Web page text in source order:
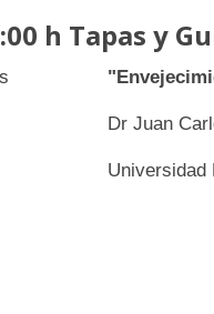
h Tapas y
Dr Juan
Universidad